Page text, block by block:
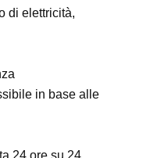
di elettricità,
in base alle
24 ore su 24